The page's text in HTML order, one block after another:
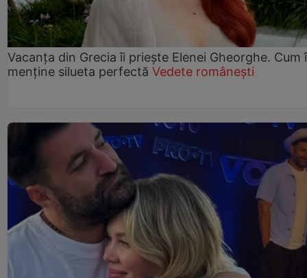
Vacanța din Grecia îi priește Elenei Gheorghe. Cum
menține silueta perfectă Vedete românești